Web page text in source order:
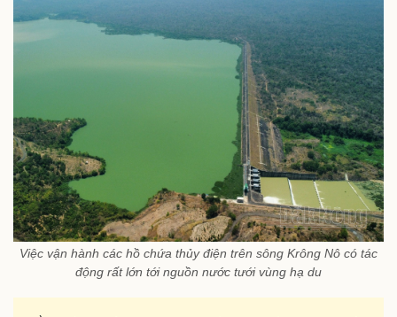
Việc vận hành các hồ chứa thủy điện trên sông Krông Nô có tác
động rất lớn tới nguồn nước tưới vùng hạ du